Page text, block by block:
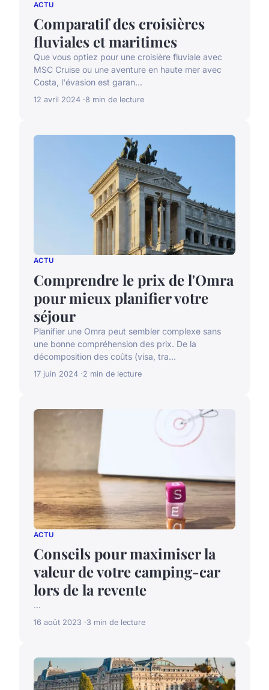
ACTU
Comparatif des croisières
fluviales et maritimes
Que vous optiez pour une croisière fluviale avec
MSC Cruise ou une aventure en haute mer avec
Costa, l'évasion est garan...
12 avril 2024 8 min de lecture
ACTU
Comprendre le prix de l'Omra
pour mieux planifier votre
séjour
Planifier une Omra peut sembler complexe sans
une bonne compréhension des prix. De la
décomposition des coûts (visa, tra...
17 juin 2024 2 min de lecture
ACTU
Conseils pour maximiser la
valeur de votre camping-car
lors de la revente
...
16 août 2023 3 min de lecture